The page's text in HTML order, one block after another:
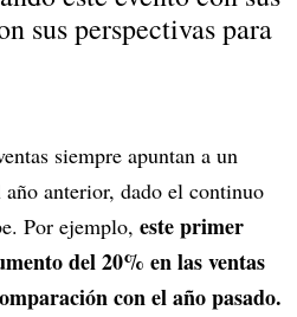
sus perspectivas para
siempre apuntan a un
anterior, dado el continuo
Por ejemplo, este primer
del 20% en las ventas
con el año pasado.